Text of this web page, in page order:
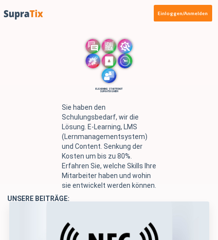
Einloggen/Anmelden
ELEARNING STARTERKIT
SUPRATIX GMBH
Sie haben den
Schulungsbedarf, wir die
Lösung. E-Learning, LMS
(Lernmanagementsystem)
und Content. Senkung der
Kosten um bis zu 80%.
Erfahren Sie, welche Skills Ihre
Mitarbeiter haben und wohin
sie entwickelt werden können.
UNSERE BEITRÄGE: